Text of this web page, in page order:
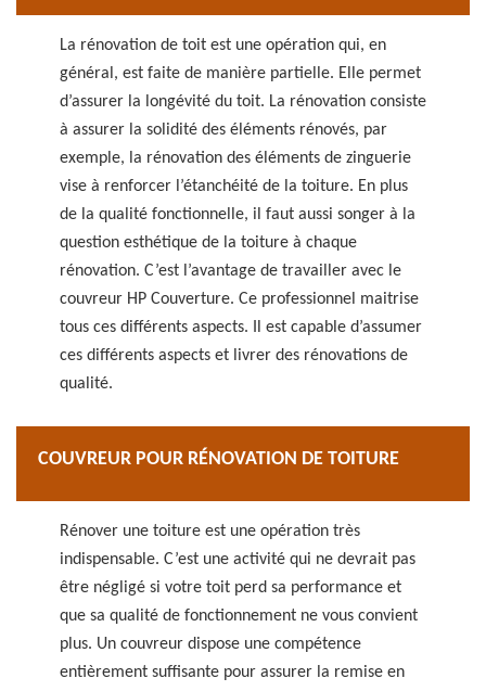
La rénovation de toit est une opération qui, en
général, est faite de manière partielle. Elle permet
d’assurer la longévité du toit. La rénovation consiste
à assurer la solidité des éléments rénovés, par
exemple, la rénovation des éléments de zinguerie
vise à renforcer l’étanchéité de la toiture. En plus
de la qualité fonctionnelle, il faut aussi songer à la
question esthétique de la toiture à chaque
rénovation. C’est l’avantage de travailler avec le
couvreur HP Couverture. Ce professionnel maitrise
tous ces différents aspects. Il est capable d’assumer
ces différents aspects et livrer des rénovations de
qualité.
COUVREUR POUR RÉNOVATION DE TOITURE
Rénover une toiture est une opération très
indispensable. C’est une activité qui ne devrait pas
être négligé si votre toit perd sa performance et
que sa qualité de fonctionnement ne vous convient
plus. Un couvreur dispose une compétence
entièrement suffisante pour assurer la remise en